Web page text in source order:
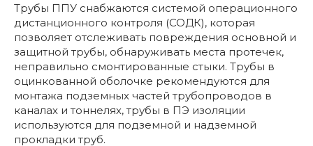
Трубы ППУ снабжаются системой операционного
дистанционного контроля (СОДК), которая
позволяет отслеживать повреждения основной и
защитной трубы, обнаруживать места протечек,
неправильно смонтированные стыки. Трубы в
оцинкованной оболочке рекомендуются для
монтажа подземных частей трубопроводов в
каналах и тоннелях, трубы в ПЭ изоляции
используются для подземной и надземной
прокладки труб.